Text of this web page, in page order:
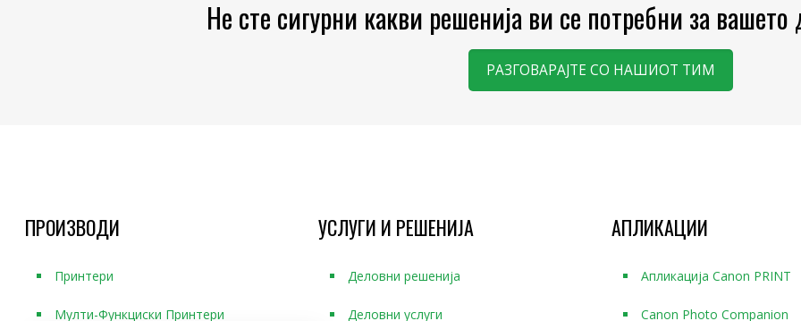
Не сте сигурни какви решенија ви се потребни за
РАЗГОВАРАЈТЕ СО НАШИОТ ТИМ
ПРОИЗВОДИ
Принтери
Мулти-Функциски Принтери
УСЛУГИ И РЕШЕНИЈА
Деловни решенија
Деловни услуги
АПЛИКАЦИИ
Апликација Canon PRINT
Canon Photo Companion